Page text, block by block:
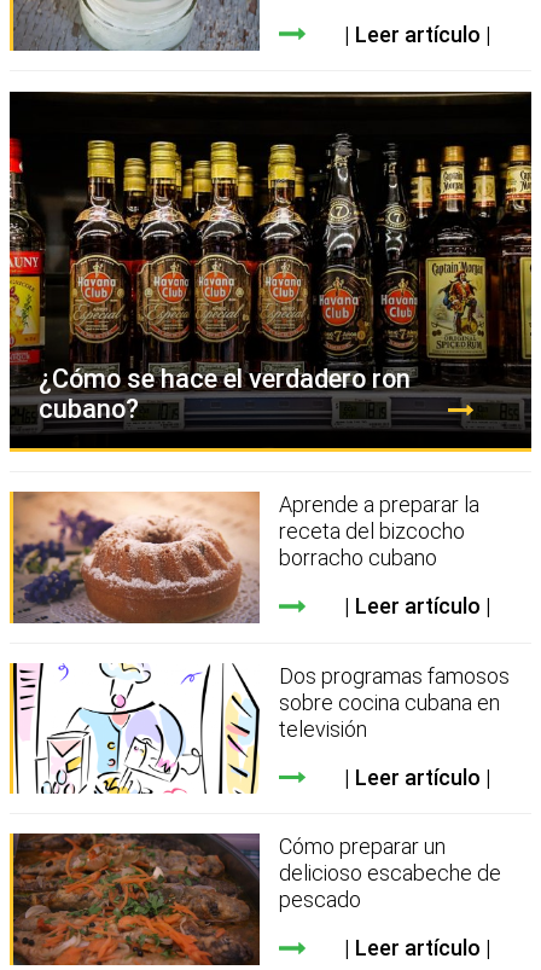
Leer artículo
¿Cómo se hace el verdadero ron
cubano?
Aprende a preparar la
receta del bizcocho
borracho cubano
Leer artículo
Dos programas famosos
sobre cocina cubana en
televisión
Leer artículo
Cómo preparar un
delicioso escabeche de
pescado
Leer artículo